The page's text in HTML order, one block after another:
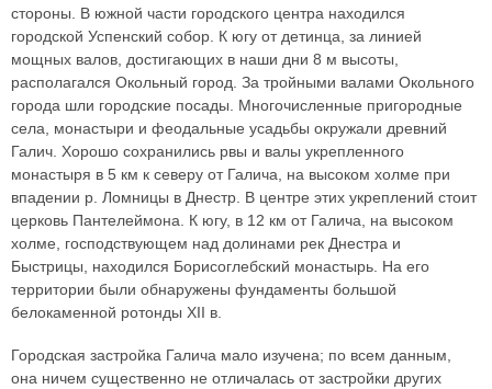
стороны. В южной части городского центра находился
городской Успенский собор. К югу от детинца, за линией
мощных валов, достигающих в наши дни 8 м высоты,
располагался Окольный город. За тройными валами Окольного
города шли городские посады. Многочисленные пригородные
села, монастыри и феодальные усадьбы окружали древний
Галич. Хорошо сохранились рвы и валы укрепленного
монастыря в 5 км к северу от Галича, на высоком холме при
впадении р. Ломницы в Днестр. В центре этих укреплений стоит
церковь Пантелеймона. К югу, в 12 км от Галича, на высоком
холме, господствующем над долинами рек Днестра и
Быстрицы, находился Борисоглебский монастырь. На его
территории были обнаружены фундаменты большой
белокаменной ротонды XII в.
Городская застройка Галича мало изучена; по всем данным,
она ничем существенно не отличалась от застройки других